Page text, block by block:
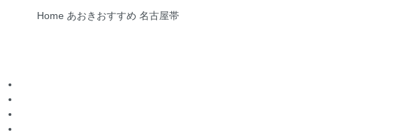
Home あおきおすすめ 名古屋帯